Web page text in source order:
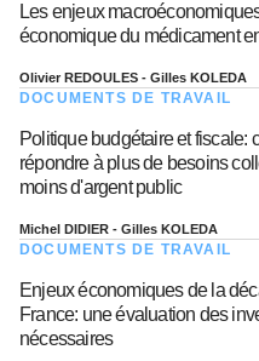
Les enjeux
économique du médicament
Olivier REDOULES - Gilles KOLEDA
DOCUMENTS DE TRAVAIL
Politique budgétaire et fiscale:
répondre à plus de besoins
moins d'argent public
Michel DIDIER - Gilles KOLEDA
DOCUMENTS DE TRAVAIL
Enjeux économiques de la
France: une évaluation des
nécessaires